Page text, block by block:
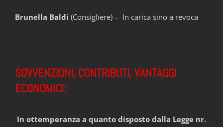
Brunella Baldi (Consigliere) – In carica sino a revoca
SOVVENZIONI, CONTRIBUTI, VANTAGGI
ECONOMICI:
In ottemperanza a quanto disposto dalla Legge nr.